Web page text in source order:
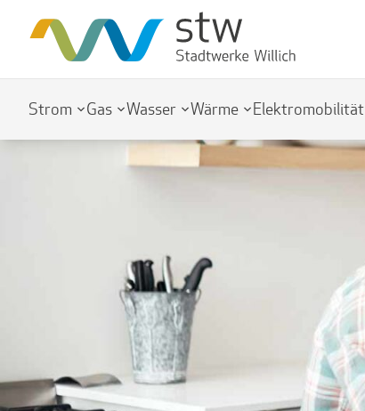
Strom Gas Wasser Wärme Elektromobilität